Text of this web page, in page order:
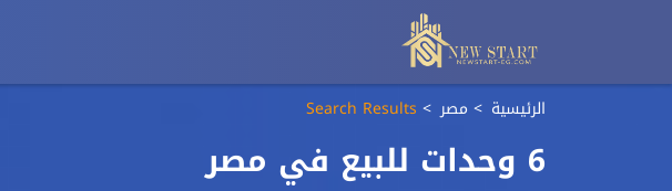
الرئيسية مصر Search Results
6 وحدات للبيع في مصر